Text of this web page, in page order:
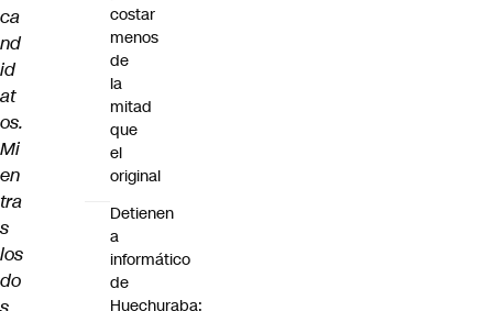
ca
nd
id
at
os.
Mi
en
tra
s
los
do
costar
menos
de
la
mitad
que
el
original
Detienen
a
informático
de
Huechuraba: